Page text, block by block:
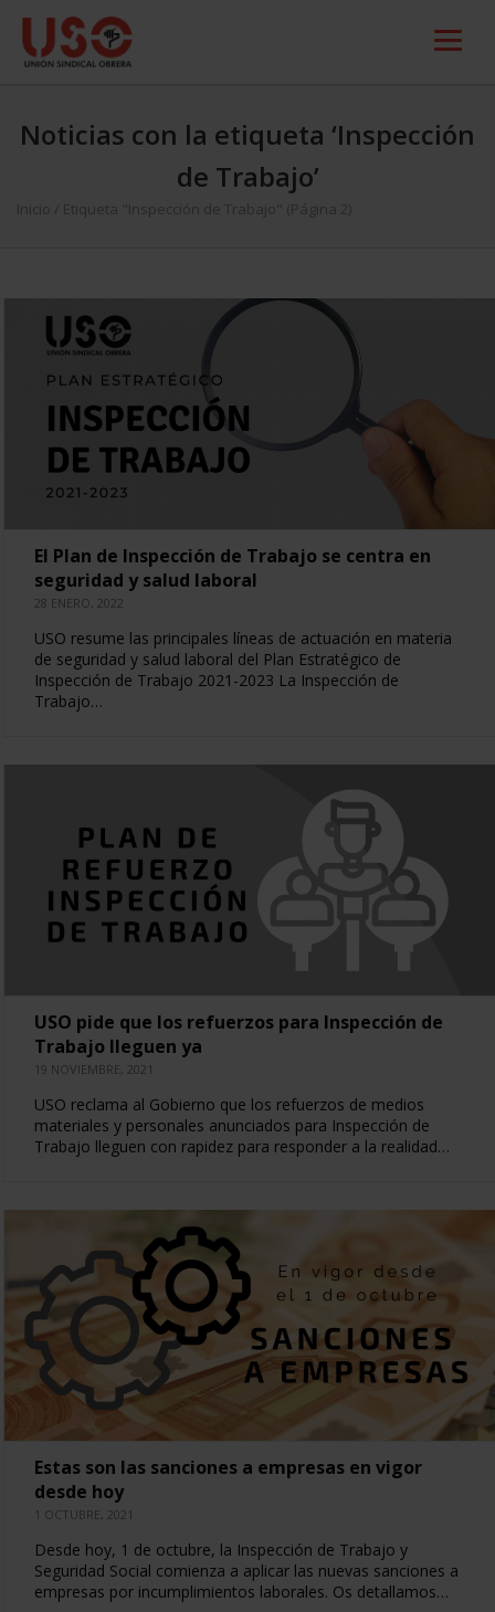
Noticias con la etiqueta ‘Inspección
de Trabajo’
Inicio Etiqueta "Inspección de Trabajo" (Página 2)
El Plan de Inspección de Trabajo se centra en
seguridad y salud laboral
28 ENERO, 2022
USO resume las principales líneas de actuación en materia
de seguridad y salud laboral del Plan Estratégico de
Inspección de Trabajo 2021-2023 La Inspección de
Trabajo…
USO pide que los refuerzos para Inspección de
Trabajo lleguen ya
19 NOVIEMBRE, 2021
USO reclama al Gobierno que los refuerzos de medios
materiales y personales anunciados para Inspección de
Trabajo lleguen con rapidez para responder a la realidad…
Estas son las sanciones a empresas en vigor
desde hoy
1 OCTUBRE, 2021
Desde hoy, 1 de octubre, la Inspección de Trabajo y
Seguridad Social comienza a aplicar las nuevas sanciones a
empresas por incumplimientos laborales. Os detallamos…